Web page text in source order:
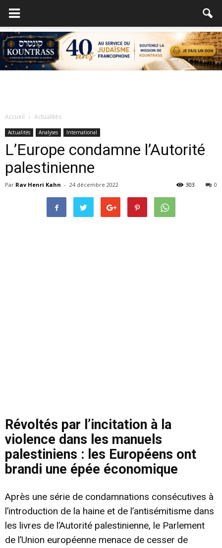
Accueil Actualités
Actualités Analyses International
L’Europe condamne l’Autorité
palestinienne
Par Rav Henri Kahn - 24 décembre 2022 0
303
Révoltés par l’incitation à la
violence dans les manuels
palestiniens : les Européens ont
brandi une épée économique
Après une série de condamnations consécutives à
l’introduction de la haine et de l’antisémitisme dans
les livres de l’Autorité palestinienne, le Parlement
de l’Union européenne menace de cesser de